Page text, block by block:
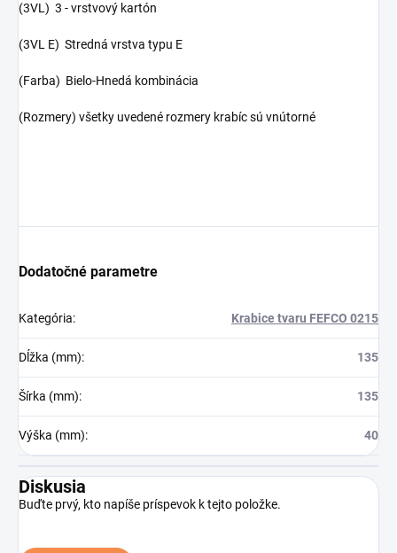
(3VL) 3 - vrstvový kartón
(3VL E) Stredná vrstva typu E
(Farba) Bielo-Hnedá kombinácia
(Rozmery) všetky uvedené rozmery krabíc sú vnútorné
Dodatočné parametre
Kategória: Krabice tvaru FEFCO 0215
Dĺžka (mm): 135
Šírka (mm): 135
Výška (mm): 40
Diskusia
Buďte prvý, kto napíše príspevok k tejto položke.